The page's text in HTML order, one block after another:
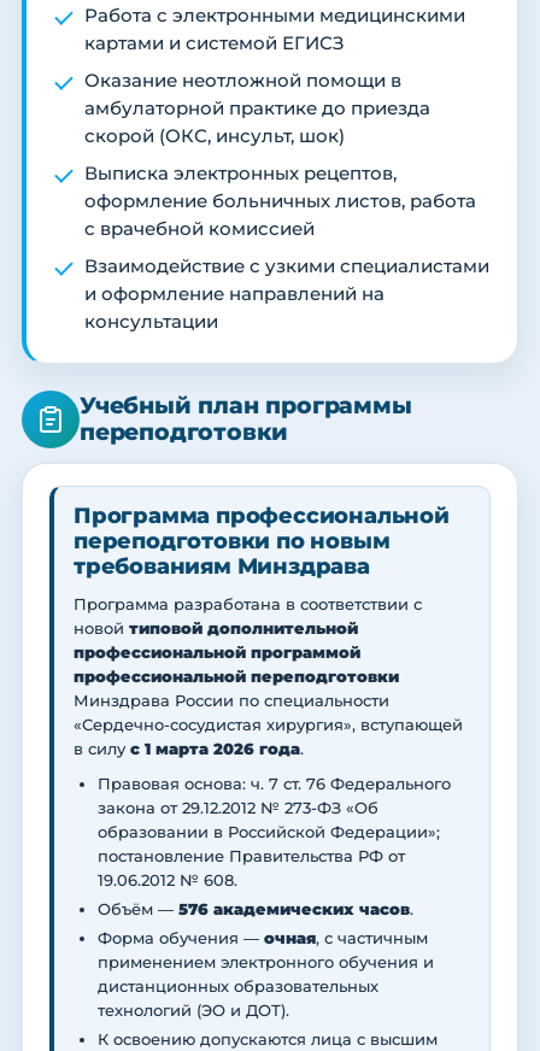
Работа с электронными медицинскими
картами и системой ЕГИСЗ
Оказание неотложной помощи в
амбулаторной практике до приезда
скорой (ОКС, инсульт, шок)
Выписка электронных рецептов,
оформление больничных листов, работа
с врачебной комиссией
Взаимодействие с узкими специалистами
и оформление направлений на
консультации
Учебный план программы
переподготовки
Программа профессиональной
переподготовки по новым
требованиям Минздрава
Программа разработана в соответствии с
новой типовой дополнительной
профессиональной программой
профессиональной переподготовки
Минздрава России по специальности
«Сердечно-сосудистая хирургия», вступающей
в силус 1 марта 2026 года.
Правовая основа: ч. 7 ст. 76 Федерального
закона от 29.12.2012 № 273-ФЗ «Об
образовании в Российской Федерации»;
постановление Правительства РФ от
19.06.2012 № 608.
Объём — 576 академических часов.
Форма обучения — очная, с частичным
применением электронного обучения и
дистанционных образовательных
технологий (ЭО и ДОТ).
К освоению допускаются лица с высшим